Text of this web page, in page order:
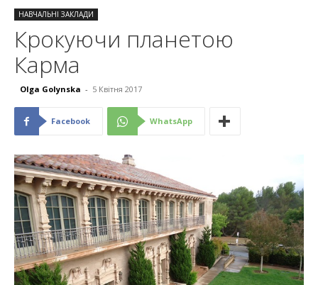
НАВЧАЛЬНІ ЗАКЛАДИ
Крокуючи планетою
Карма
Olga Golynska - 5 Квітня 2017
Facebook WhatsApp